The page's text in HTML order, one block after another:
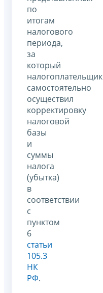
по
итогам
налогового
периода,
за
который
налогоплательщик
самостоятельно
осуществил
корректировку
налоговой
базы
и
суммы
налога
(убытка)
в
соответствии
с
пунктом
6
статьи
105.3
НК
РФ.